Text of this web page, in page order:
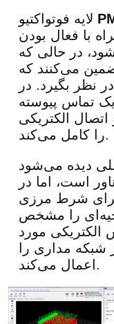
با فعال بودن
در حالی که
می‌کنند که
نظر بگیرد. در
الکتریکی
را کامل می‌کند.
دیده می‌شود
است، اما در
شرط مرزی
را مشخص
مورد
شبکه مداری را
اعمال می‌کند.